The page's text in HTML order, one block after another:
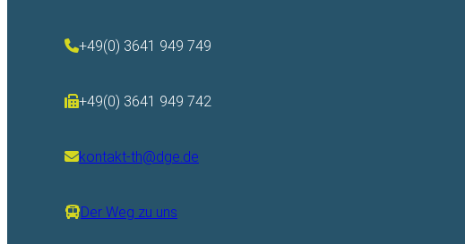
+49(0) 3641 949 749
+49(0) 3641 949 742
kontakt-th@dge.de
Der Weg zu uns